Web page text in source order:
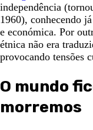
independência
1960), conhecendo
e económica. Por
étnica não era
provocando tensões
O mundo
morremos